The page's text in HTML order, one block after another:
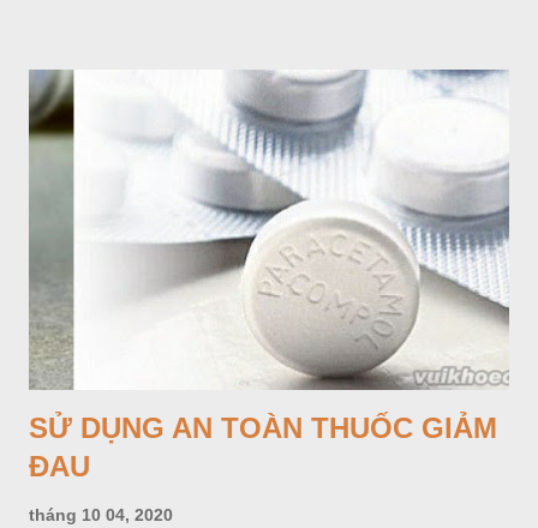
SỬ DỤNG AN TOÀN THUỐC GIẢM
ĐAU
Đại cương Đau là cảm nhận của một cá thể khi bản thân cơ
thể bị va chạm với một tác nhân gây đau; tác nhân đó có thể là
một yếu tố kích thích gây tổn thương trực tiếp hoặc gián tiếp,
từ bên ngoài hoặc bên trong cơ thể, trong thời gian ngắn hoặc
dài. Ở con người, đau là triệu chứng sớm nhất báo hiệu bệnh
tật nhưng cũng còn là triệu chứng tồn lưu trong và sau quá
trình bệnh tật. Triệu chứng đau gồm hai yếu tố cấu thành chủ
yếu là cơ thể (thần kinh) và tâm lý (cảm xúc). Hiệp hội quốc tế
nghiên cứu đau (ISAP, 1979) đã định nghĩa: “đau là một trải
nghiệm cảm giác và cảm xúc khó chịu kết hợp với một tổn
CHIA SẺ ĐĂNG NHẬN XÉT XEM THÊM »